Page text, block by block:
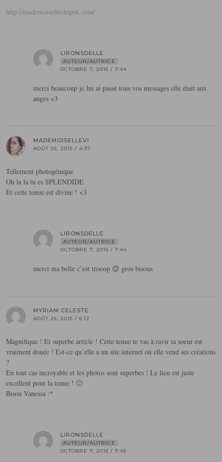
http://mademoisellechipek.com/
LIRONSDELLE
AUTEUR/AUTRICE
OCTOBRE 7, 2015 / 7:44
merci beaucoup je lui ai passé tous vos messages elle était aux
anges <3
MADEMOISELLEVI
AOÛT 26, 2015 / 4:37
Tellement photogénique
Oh la la tu es SPLENDIDE
Et cette tenue est divine ! <3
LIRONSDELLE
AUTEUR/AUTRICE
OCTOBRE 7, 2015 / 7:44
merci ma belle c’est trooop 😉 gros bisous
MYRIAM CELESTE
AOÛT 26, 2015 / 6:12
Magnifique ! Et superbe article ! Cette tenue te vas à ravir ta soeur est
vraiment douée ! Est-ce qu’elle a un site internet où elle vend ses créations
?
En tout cas incroyable et les photos sont superbes ! Le lieu est juste
excellent pour la tenue ! 🙂
Bisou Vanessa :*
LIRONSDELLE
AUTEUR/AUTRICE
OCTOBRE 7, 2015 / 7:45